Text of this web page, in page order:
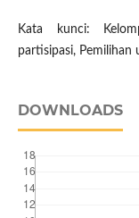
Kata kunci:
partisipasi, Pemilihan
DOWNLOADS